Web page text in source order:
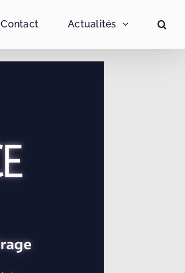
Contact Actualités